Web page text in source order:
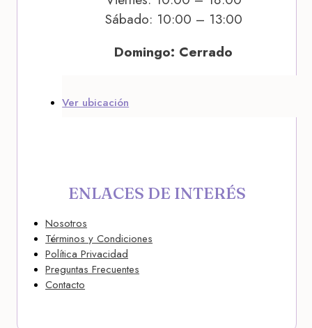
Sábado: 10:00 – 13:00
Domingo: Cerrado
Ver ubicación
ENLACES DE INTERÉS
Nosotros
Términos y Condiciones
Política Privacidad
Preguntas Frecuentes
Contacto